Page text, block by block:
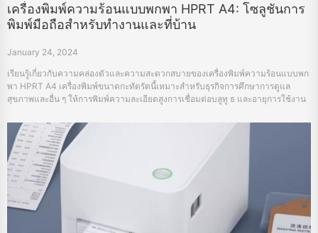
เครื่องพิมพ์ความร้อนแบบพกพา HPRT A4: โซลูชันการ
พิมพ์มือถือสำหรับทำงานและที่บ้าน
January 24, 2024
เรียนรู้เกี่ยวกับความคล่องตัวและความสะดวกสบายของเครื่องพิมพ์ความร้อนแบบพก
พา HPRT A4 เครื่องพิมพ์ขนาดกะทัดรัดนี้เหมาะสำหรับธุรกิจการศึกษาการดูแล
สุขภาพและอื่น ๆ ให้การพิมพ์ความละเอียดสูงการเชื่อมต่อบลูทู ธ และอายุการใช้งาน